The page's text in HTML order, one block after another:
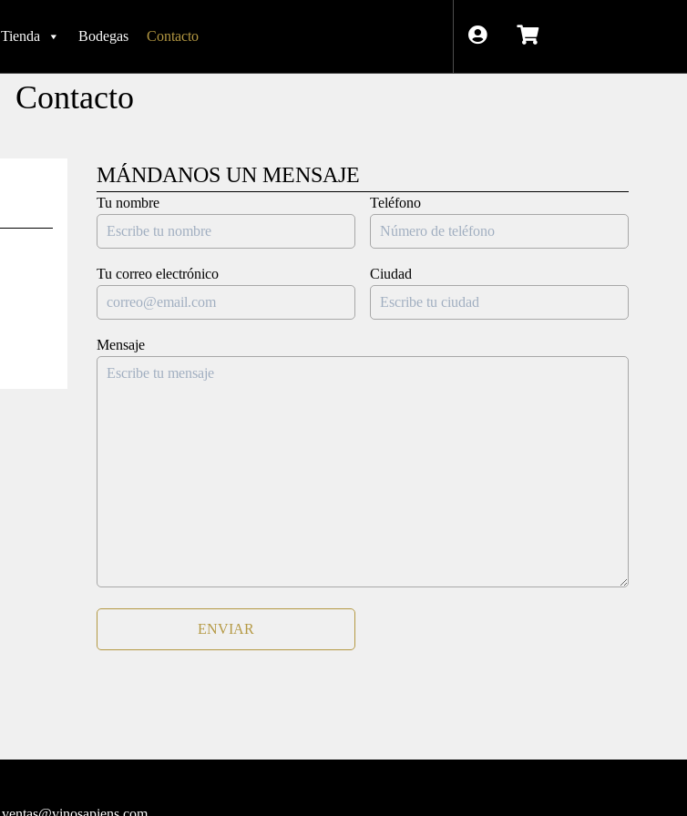
Tienda Bodegas Contacto
Contacto
MÁNDANOS UN MENSAJE
Tu nombre Teléfono
Tu correo electrónico Ciudad
Mensaje